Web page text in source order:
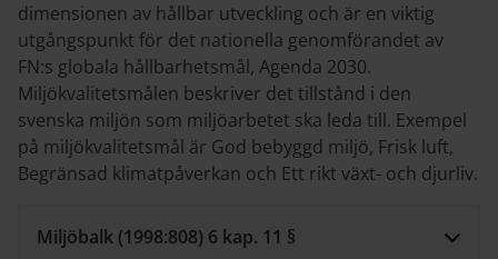
dimensionen av hållbar utveckling och är en viktig
utgångspunkt för det nationella genomförandet av
FN:s globala hållbarhetsmål, Agenda 2030.
Miljökvalitetsmålen beskriver det tillstånd i den
svenska miljön som miljöarbetet ska leda till. Exempel
på miljökvalitetsmål är God bebyggd miljö, Frisk luft,
Begränsad klimatpåverkan och Ett rikt växt- och djurliv.
Miljöbalk (1998:808) 6 kap. 11 §